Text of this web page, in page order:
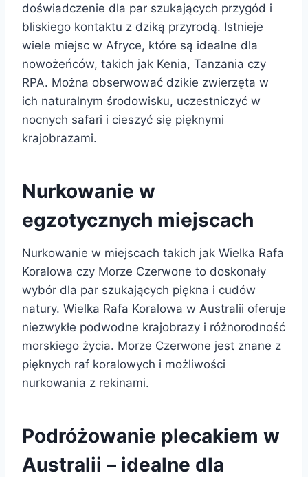
doświadczenie dla par szukających przygód i
bliskiego kontaktu z dziką przyrodą. Istnieje
wiele miejsc w Afryce, które są idealne dla
nowożeńców, takich jak Kenia, Tanzania czy
RPA. Można obserwować dzikie zwierzęta w
ich naturalnym środowisku, uczestniczyć w
nocnych safari i cieszyć się pięknymi
krajobrazami.
Nurkowanie w
egzotycznych miejscach
Nurkowanie w miejscach takich jak Wielka Rafa
Koralowa czy Morze Czerwone to doskonały
wybór dla par szukających piękna i cudów
natury. Wielka Rafa Koralowa w Australii oferuje
niezwykłe podwodne krajobrazy i różnorodność
morskiego życia. Morze Czerwone jest znane z
pięknych raf koralowych i możliwości
nurkowania z rekinami.
Podróżowanie plecakiem w
Australii – idealne dla